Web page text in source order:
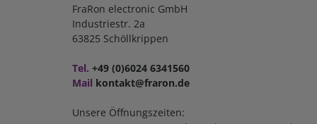
FraRon electronic GmbH
Industriestr. 2a
63825 Schöllkrippen
Tel. +49 (0)6024 6341560
Mail kontakt@fraron.de
Unsere Öffnungszeiten: